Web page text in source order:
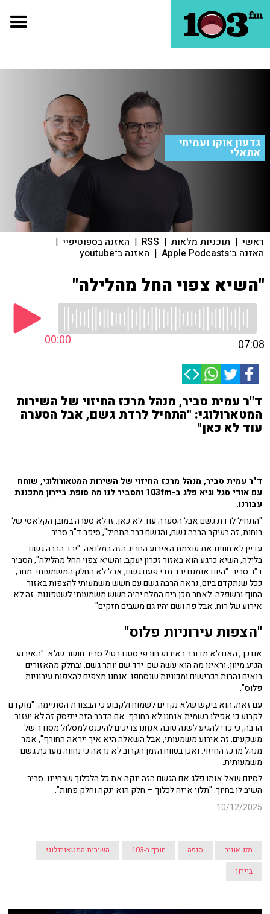
גדעון אוקו ועמיחי
אתאלי
ראשי | תוכניות מלאות |
RSS
| האזנה בספוטיפיי |
האזנה ב־Apple Podcasts | האזנה ב־youtube
"השיא צפוי החל מהלילה"
00:00 07:08
ד"ר עמית סביר, מנהל מרכז החיזוי של השירות
המטארולוגי: "התחיל לרדת גשם, אבל הסערה
עוד לא כאן"
ד"ר עמית סביר, מנהל מרכז החיזוי של השירות המטאורולוגי, שוחח
עם אודי סגל וגיא פלג ב-103fm והסביר לנו מה סופת ביירון מתכננת
עבורנו.
"התחיל לרדת גשם אבל הסערה עוד לא כאן. זו לא סערה במובן הקלאסי של
רוחות, זה בעיקר הרבה גשם, והגשם כבר התחיל", סיפר ד"ר סביר.
עדיין לא חווינו את עוצמת האירוע החריג הזה במלואה. "ירד הרבה גשם
בלילה, השיא כרגע הוא באזור זכרון יעקב, והשיא צפוי החל מהלילה", הסביר
ד"ר סביר. "היום אומנם ירד מדי פעם גשם, אבל לא החלק המשמעותי. מחר,
ככל שנתקדם ביום, נראה הרבה גשם עם חשש משמעותי להצפות באזור
החוף ובשפלה. לאחר מכן בים המלח יהיה חשש משמעותי לשטפונות. זה לא
אירוע של רוח, אבל פה ושם יהיו גם משבים חזקים"
"הצפות עירוניות פלוס"
אם כך, האם לא מדובר באירוע חורפי סטנדרטי? סביר חושב שלא. "האירוע
הגיע מיוון, וראינו מה הוא עשה שם. ירד שם יותר גשם, ובחלק מהאזורים
רואים נהרות בכבישים ומכוניות שנסחפו. אנחנו מצפים להצפות עירוניות
פלוס".
עם זאת, הוא ביקש שלא נקדים לשמוח ולקבוע כי הבצורת הסתיימה. "מוקדם
לקבוע כי אפילו רשמית אנחנו לא בחורף. אם הדבר הזה ייפסק זה לא יעזור
הרבה, כי כדי להגיע לשנה טובה אנחנו צריכים להיכנס למסלול מסודר של
משקעים. זה אירוע משמעותי, אבל השאלה היא איך ייראה החורף", אמר
מנהל מרכז החיזוי. ואכן בטווח הזמן הקרוב לא נראה כי נחווה מערכת גשם
משמעותית.
לסיום שאל אותו פלג אם הגשם הזה ינקה את כל הלכלוך שבחיינו. סביר
השיב לו בחיוך: "תלוי איזה לכלוך – חלק הוא ינקה וחלק פחות".
10/12/2025
מזג אוויר סופה חורף ב-103
השירות המטאורולוגי
ביירון